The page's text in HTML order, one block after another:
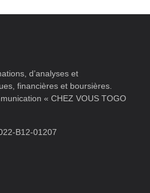
d’analyses et
financières et boursières.
« CHEZ VOUS TOGO
B12-01207